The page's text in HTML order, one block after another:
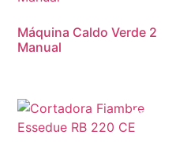
Máquina Caldo Verde 2
Manual